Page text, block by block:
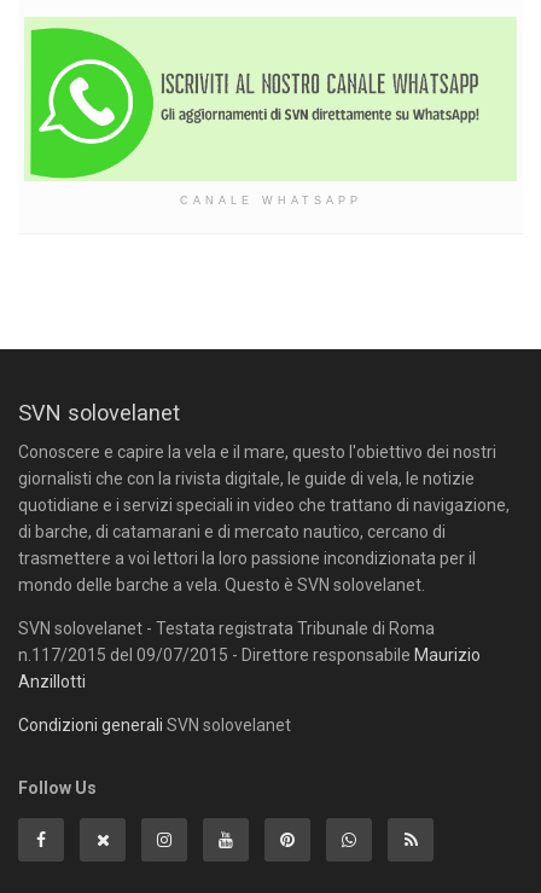
CANALE WHATSAPP
SVN solovelanet
Conoscere e capire la vela e il mare, questo l'obiettivo dei nostri
giornalisti che con la rivista digitale, le guide di vela, le notizie
quotidiane e i servizi speciali in video che trattano di navigazione,
di barche, di catamarani e di mercato nautico, cercano di
trasmettere a voi lettori la loro passione incondizionata per il
mondo delle barche a vela. Questo è SVN solovelanet.
SVN solovelanet - Testata registrata Tribunale di Roma
n.117/2015 del 09/07/2015 - Direttore responsabile Maurizio
Anzillotti
Condizioni generali SVN solovelanet
Follow Us